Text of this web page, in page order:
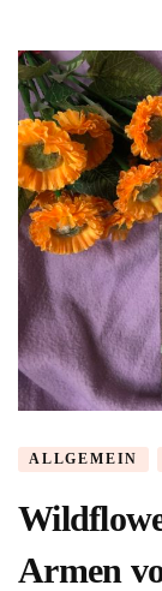
ALLGEMEIN
Armen